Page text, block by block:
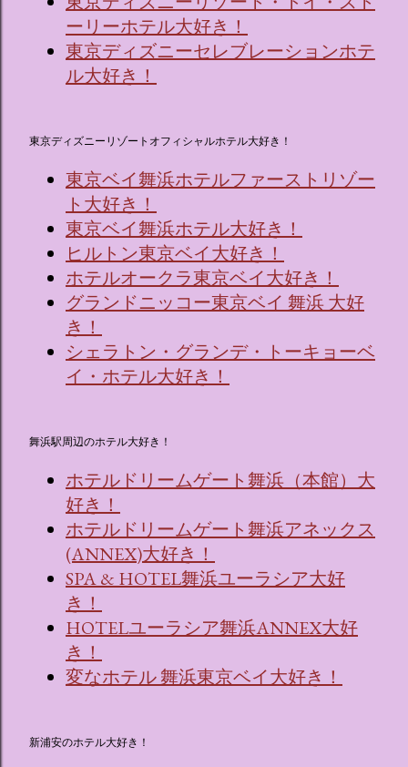
ーリーホテル大好き！
東京ディズニーセレブレーションホテ
ル大好き！
東京ディズニーリゾートオフィシャルホテル大好き！
東京ベイ舞浜ホテルファーストリゾー
ト大好き！
東京ベイ舞浜ホテル大好き！
ヒルトン東京ベイ大好き！
ホテルオークラ東京ベイ大好き！
グランドニッコー東京ベイ 舞浜 大好
き！
シェラトン・グランデ・トーキョーベ
イ・ホテル大好き！
舞浜駅周辺のホテル大好き！
ホテルドリームゲート舞浜（本館）大
好き！
ホテルドリームゲート舞浜アネックス
(ANNEX)大好き！
SPA & HOTEL舞浜ユーラシア大好
き！
HOTELユーラシア舞浜ANNEX大好
き！
変なホテル 舞浜東京ベイ大好き！
新浦安のホテル大好き！